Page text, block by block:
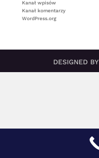
Kanał wpisów
Kanał komentarzy
WordPress.org
DESIGNED BY